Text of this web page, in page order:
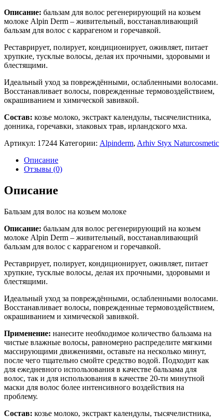
Описание: бальзам для волос регенерирующий на козьем
молоке Alpin Derm – живительный, восстанавливающий
бальзам для волос с каррагеном и горечавкой.
Реставрирует, полирует, кондиционирует, оживляет, питает
хрупкие, тусклые волосы, делая их прочными, здоровыми и
блестящими.
Идеальный уход за повреждёнными, ослабленными волосами.
Восстанавливает волосы, поврежденные термовоздействием,
окрашиванием и химической завивкой.
Состав: козье молоко, экстракт календулы, тысячелистника,
донника, горечавки, злаковых трав, ирландского мха.
Артикул: 17244 Категории: Alpinderm, Arhiv Styx Naturcosmetic
Описание
Отзывы (0)
Описание
Бальзам для волос на козьем молоке
Описание: бальзам для волос регенерирующий на козьем
молоке Alpin Derm – живительный, восстанавливающий
бальзам для волос с каррагеном и горечавкой.
Реставрирует, полирует, кондиционирует, оживляет, питает
хрупкие, тусклые волосы, делая их прочными, здоровыми и
блестящими.
Идеальный уход за повреждёнными, ослабленными волосами.
Восстанавливает волосы, поврежденные термовоздействием,
окрашиванием и химической завивкой.
Применение: нанесите необходимое количество бальзама на
чистые влажные волосы, равномерно распределите мягкими
массирующими движениями, оставьте на несколько минут,
после чего тщательно смойте средство водой. Подходит как
для ежедневного использования в качестве бальзама для
волос, так и для использования в качестве 20-ти минутной
маски для волос более интенсивного воздействия на
проблему.
Состав: козье молоко, экстракт календулы, тысячелистника,